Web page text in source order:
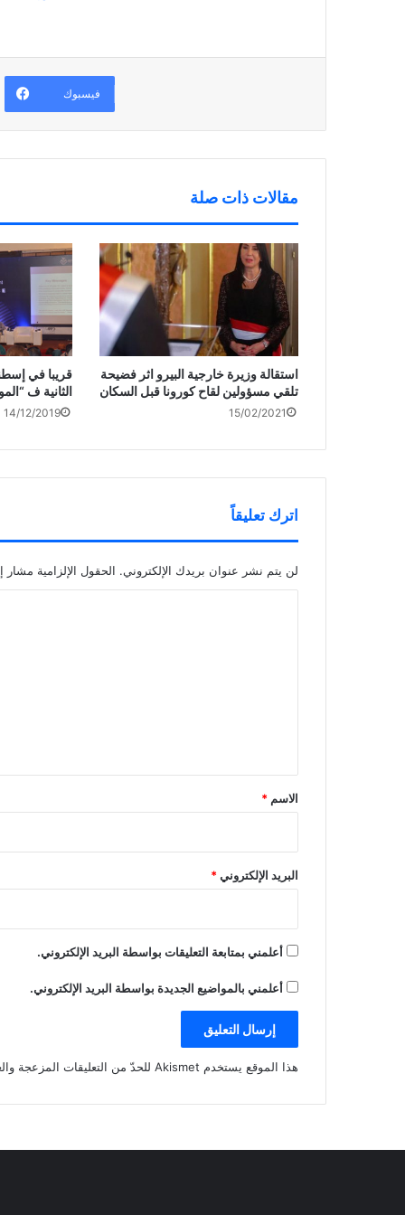
ي
د
د
ذ
)
ف
ة
فيسبوك
مقالات ذات صلة
استقالة وزيرة خارجية البيرو اثر فضيحة
تلقي مسؤولين لقاح كورونا قبل السكان
15/02/2021
قريبا في
الثانية ف
14/12/2019
اترك تعليقاً
لن يتم نشر عنوان بريدك الإلكتروني. الحقول الإلزامية مشار
*
الاسم *
البريد الإلكتروني*
أعلمني بمتابعة التعليقات بواسطة البريد الإلكتروني.
أعلمني بالمواضيع الجديدة بواسطة البريد الإلكتروني.
هذا الموقع يستخدم Akismet للحدّ من التعليقات المزعجة والغير مرغوبة.